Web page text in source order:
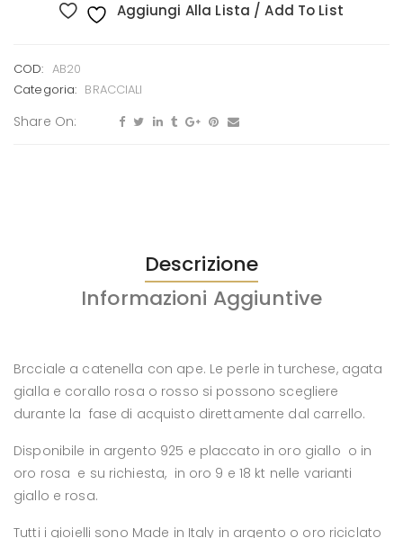
Aggiungi Alla Lista / Add To List
COD: AB20
Categoria: BRACCIALI
Share On:
Descrizione
Informazioni Aggiuntive
Brcciale a catenella con ape. Le perle in turchese, agata
gialla e corallo rosa o rosso si possono scegliere
durante la fase di acquisto direttamente dal carrello.
Disponibile in argento 925 e placcato in oro giallo o in
oro rosa e su richiesta, in oro 9 e 18 kt nelle varianti
giallo e rosa.
Tutti i gioielli sono Made in Italy in argento o oro riciclato